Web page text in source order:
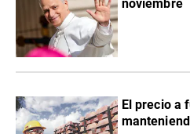
noviembre
El precio a